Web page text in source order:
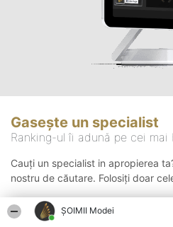
ȘOIMII Modei
Gasește un specialist
Ranking-ul îi adună pe cei
Cauți un specialist in apropierea
nostru de căutare. Folosiți doar